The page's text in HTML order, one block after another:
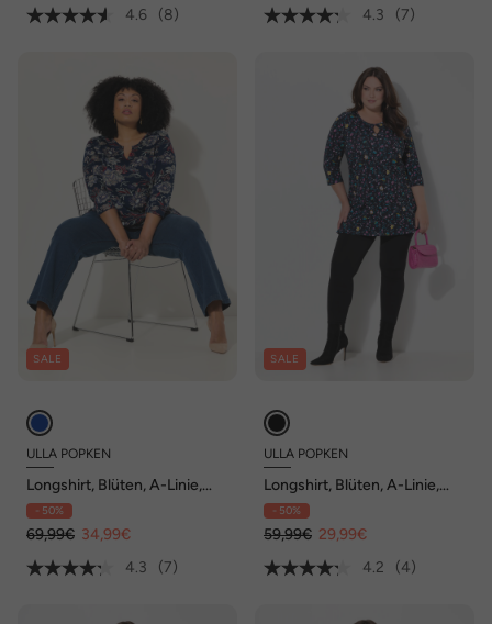
4.6
(8)
4.3
(7)
SALE
ULLA POPKEN
Longshirt, Blüten, A-Linie,
Tunika-Ausschnitt, 3/4-Arm
- 50%
69,99€ 34,99€
4.3
(7)
SALE
ULLA POPKEN
Longshirt, Blüten, A-Linie,
Rundhals, 3/4-Arm
- 50%
59,99€ 29,99€
4.2
(4)